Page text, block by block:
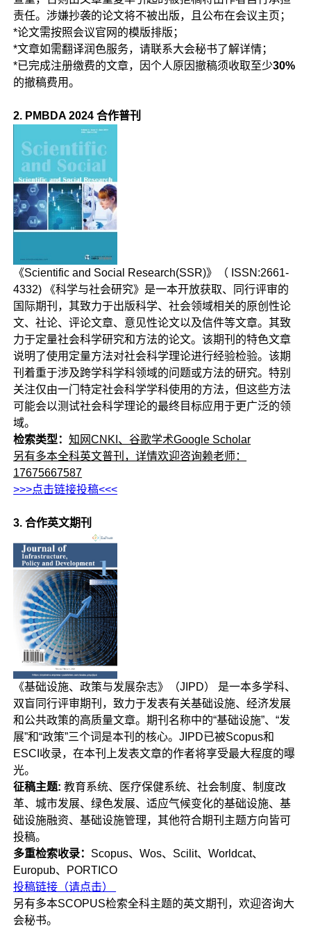
责任。涉嫌抄袭的论文将不被出版，且公布在会议主页；
*论文需按照会议官网的模版排版；
*文章如需翻译润色服务，请联系大会秘书了解详情；
*已完成注册缴费的文章，因个人原因撤稿须收取至少30%
的撤稿费用。
2. PMBDA 2024 合作普刊
《Scientific and Social Research(SSR)》（ ISSN:2661-
4332) 《科学与社会研究》是一本开放获取、同行评审的
国际期刊，其致力于出版科学、社会领域相关的原创性论
文、社论、评论文章、意见性论文以及信件等文章。其致
力于定量社会科学研究和方法的论文。该期刊的特色文章
说明了使用定量方法对社会科学理论进行经验检验。该期
刊着重于涉及跨学科学科领域的问题或方法的研究。特别
关注仅由一门特定社会科学学科使用的方法，但这些方法
可能会以测试社会科学理论的最终目标应用于更广泛的领
域。
检索类型：知网CNKI、谷歌学术Google Scholar
另有多本全科英文普刊，详情欢迎咨询赖老师：
17675667587
>>>点击链接投稿<<<
3. 合作英文期刊
《基础设施、政策与发展杂志》（JIPD） 是一本多学科、
双盲同行评审期刊，致力于发表有关基础设施、经济发展
和公共政策的高质量文章。期刊名称中的“基础设施”、“发
展”和“政策”三个词是本刊的核心。JIPD已被Scopus和
ESCI收录，在本刊上发表文章的作者将享受最大程度的曝
光。
征稿主题:教育系统、医疗保健系统、社会制度、制度改
革、城市发展、绿色发展、适应气候变化的基础设施、基
础设施融资、基础设施管理，其他符合期刊主题方向皆可
投稿。
多重检索收录： Scopus、Wos、Scilit、Worldcat、
Europub、PORTICO
投稿链接（请点击）
另有多本SCOPUS检索全科主题的英文期刊，欢迎咨询大
会秘书。